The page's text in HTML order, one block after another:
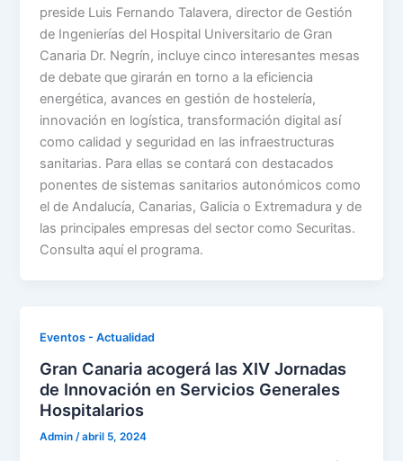
preside Luis Fernando Talavera, director de Gestión
de Ingenierías del Hospital Universitario de Gran
Canaria Dr. Negrín, incluye cinco interesantes mesas
de debate que girarán en torno a la eficiencia
energética, avances en gestión de hostelería,
innovación en logística, transformación digital así
como calidad y seguridad en las infraestructuras
sanitarias. Para ellas se contará con destacados
ponentes de sistemas sanitarios autonómicos como
el de Andalucía, Canarias, Galicia o Extremadura y de
las principales empresas del sector como Securitas.
Consulta aquí el programa.
Eventos - Actualidad
Gran Canaria acogerá las XIV Jornadas
de Innovación en Servicios Generales
Hospitalarios
Admin/abril 5, 2024